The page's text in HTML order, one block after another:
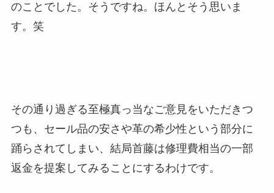
のことでした。そうですね。ほんとそう思いま
す。笑
その通り過ぎる至極真っ当なご意見をいただきつ
つも、セール品の安さや革の希少性という部分に
踊らされてしまい、結局首藤は修理費相当の一部
返金を提案してみることにするわけです。